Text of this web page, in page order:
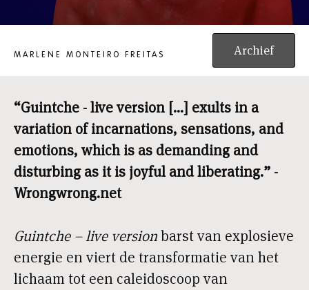
MARLENE MONTEIRO FREITAS Archief
“Guintche - live version [...] exults in a
variation of incarnations, sensations, and
emotions, which is as demandingand
disturbing as it is joyful andliberating.” -
Wrongwrong.net
Guintche – live versionbarst van explosieve
energie en viert de transformatie van het
lichaam tot een caleidoscoop van